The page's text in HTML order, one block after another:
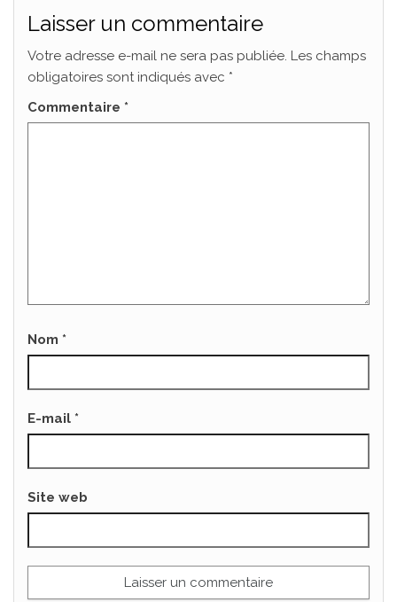
Laisser un commentaire
Votre adresse e-mail ne sera pas publiée. Les champs
obligatoires sont indiqués avec *
Commentaire *
Nom *
E-mail *
Site web